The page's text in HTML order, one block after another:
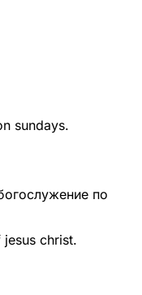
sundays.
по
christ.